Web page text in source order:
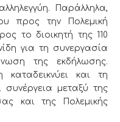
Παράλληλα,
προς την Πολεμική
το διοικητή της 110
για τη συνεργασία
της εκδήλωσης.
και τη
μεταξύ της
και της Πολεμικής